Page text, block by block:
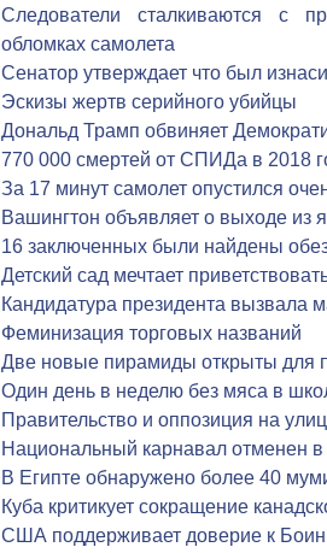
Следователи сталкиваются с
обломках самолета
Сенатор утверждает что был
Эскизы жертв серийного убийцы
Дональд Трамп обвиняет
770 000 смертей от СПИДа в 2018
За 17 минут самолет опустился
Вашингтон объявляет о выходе из
16 заключенных были найдены
Детский сад мечтает
Кандидатура президента вызвала
Феминизация торговых названий
Две новые пирамиды открыты для
Один день в неделю без мяса в
Правительство и оппозиция на
Национальный карнавал отменен в
В Египте обнаружено более 40
Куба критикует сокращение
США поддерживает доверие к